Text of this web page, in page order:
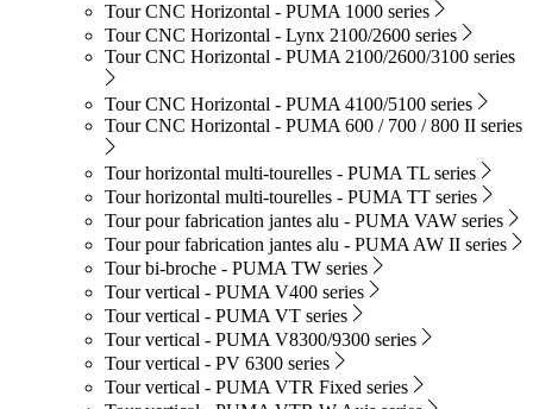
Tour CNC Horizontal - PUMA 1000 series
Tour CNC Horizontal - Lynx 2100/2600 series
Tour CNC Horizontal - PUMA 2100/2600/3100 series
Tour CNC Horizontal - PUMA 4100/5100 series
Tour CNC Horizontal - PUMA 600 / 700 / 800 II series
Tour horizontal multi-tourelles - PUMA TL series
Tour horizontal multi-tourelles - PUMA TT series
Tour pour fabrication jantes alu - PUMA VAW series
Tour pour fabrication jantes alu - PUMA AW II series
Tour bi-broche - PUMA TW series
Tour vertical - PUMA V400 series
Tour vertical - PUMA VT series
Tour vertical - PUMA V8300/9300 series
Tour vertical - PV 6300 series
Tour vertical - PUMA VTR Fixed series